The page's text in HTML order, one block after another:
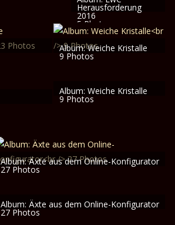
Herausforderung
2016
5 Photos
Album: Weiche Kristalle
9 Photos
Album: Weiche Kristalle
9 Photos
Album: Äxte aus dem Online-Konfigurator
27 Photos
Album: Äxte aus dem Online-Konfigurator
27 Photos